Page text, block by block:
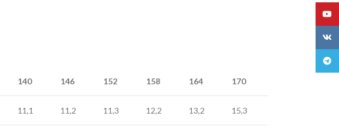
140 146 152 158 164 170
11,1 11,2 11,3 12,2 13,2 15,3
VK